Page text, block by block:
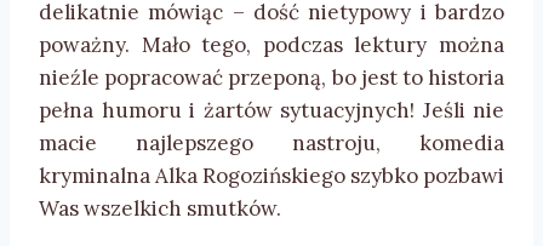
delikatnie mówiąc – dość nietypowy i bardzo
poważny. Mało tego, podczas lektury można
nieźle popracować przeponą, bo jest to historia
pełna humoru i żartów sytuacyjnych! Jeśli nie
macie najlepszego nastroju, komedia
kryminalna Alka Rogozińskiego szybko pozbawi
Was wszelkich smutków.